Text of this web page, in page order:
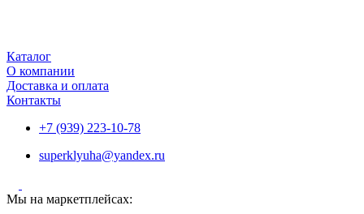
Каталог
О компании
Доставка и оплата
Контакты
+7 (939) 223-10-78
superklyuha@yandex.ru
Мы на маркетплейсах: